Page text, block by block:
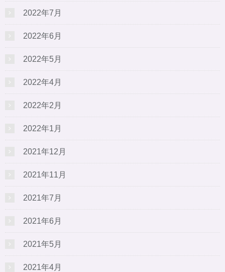
2022年7月
2022年6月
2022年5月
2022年4月
2022年2月
2022年1月
2021年12月
2021年11月
2021年7月
2021年6月
2021年5月
2021年4月